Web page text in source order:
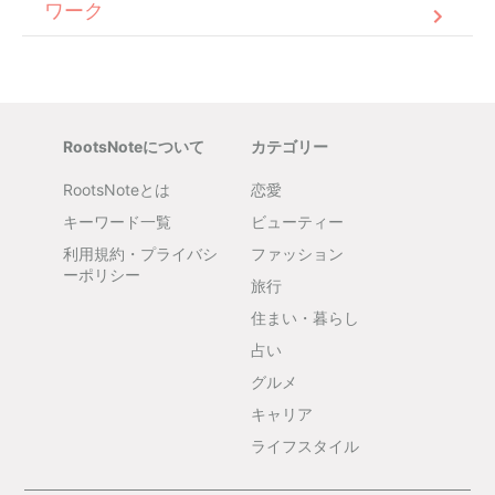
ワーク
RootsNoteについて
RootsNoteとは
キーワード一覧
利用規約・プライバシ
ーポリシー
カテゴリー
恋愛
ビューティー
ファッション
旅行
住まい・暮らし
占い
グルメ
キャリア
ライフスタイル